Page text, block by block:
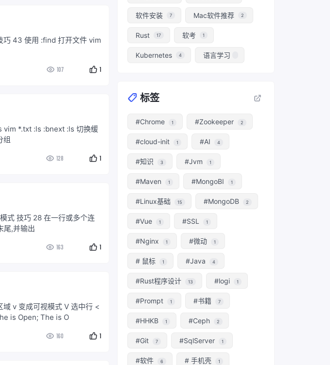
巧 43 使用 :find 打开文件 vim
107 1
:ls :bnext :ls 切换缓
组
128 1
式 技巧 28 在一行或多个连
尾,并输出
163 1
v 变成可视模式 V 选中行 <
is Open; The is O
160 1
软件安装 7 Mac软件推荐 2
Rust 17 软考 1
Kubernetes 4 语言学习
标签
#Chrome 1 #Zookeeper 2
#cloud-init 1 #AI 4
#知识 3 #Jvm 1
#Maven 1 #MongoBI 1
#Linux基础 15 #MongoDB 2
#Vue 1 #SSL 1
#Nginx 1 #微动 1
# 鼠标 1 #Java 4
#Rust程序设计 13 #logi 1
#Prompt 1 #书籍 7
#HHKB 1 #Ceph 2
#Git 7 #SqlServer 1
#软件 6 # 手机壳 1